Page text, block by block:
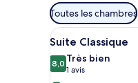
Filtres
disponibles
pour
les
chambres
Toutes les chambres
Afficher
toutes
les
13
Suite Classique
8,08,0 sur 10
Très bien
1 avis
(1 avis)